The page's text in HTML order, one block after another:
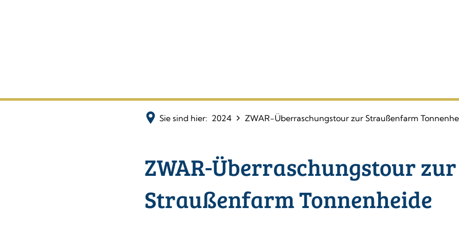
Sie sind hier: 2024 ZWAR-Überraschungstour zur Straußenfarm
ZWAR-Überraschungstour zur
Straußenfarm Tonnenheide